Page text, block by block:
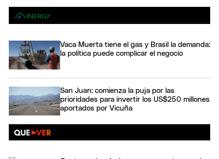
Vaca Muerta tiene el gas y Brasil la demanda:
la política puede complicar el negocio
San Juan: comienza la puja por las
prioridades para invertir los US$250 millones
aportados por Vicuña